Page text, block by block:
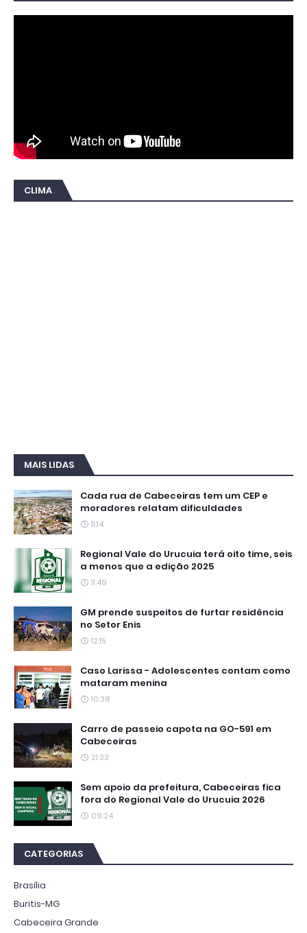
CLIMA
MAIS LIDAS
Cada rua de Cabeceiras tem um CEP e
moradores relatam dificuldades
11:14
Regional Vale do Urucuia terá oito time, seis
a menos que a edição 2025
11:49
GM prende suspeitos de furtar residência
no Setor Enis
12:15
Caso Larissa - Adolescentes contam como
mataram menina
10:38
Carro de passeio capota na GO-591 em
Cabeceiras
21:33
Sem apoio da prefeitura, Cabeceiras fica
fora do Regional Vale do Urucuia 2026
09:24
CATEGORIAS
Brasília
Buritis-MG
Cabeceira Grande